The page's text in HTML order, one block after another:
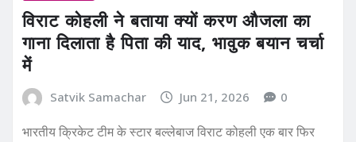
विराट कोहली ने बताया क्यों करण औजला का
गाना दिलाता है पिता की याद, भावुक बयान चर्चा
में
Satvik Samachar Jun 21, 2026 0
भारतीय क्रिकेट टीम के स्टार बल्लेबाज विराट कोहली एक बार फिर